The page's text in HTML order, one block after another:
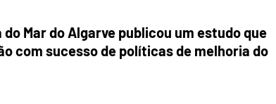
Mar do Algarve publicou um estudo que
com sucesso de políticas de melhoria do